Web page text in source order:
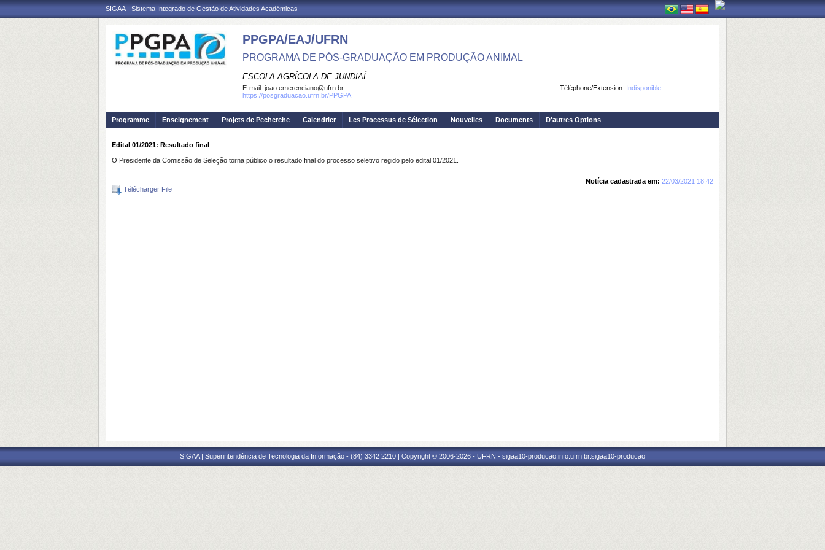
SIGAA - Sistema Integrado de Gestão de Atividades Acadêmicas
PPGPA/EAJ/UFRN
PROGRAMA DE PÓS-GRADUAÇÃO EM PRODUÇÃO ANIMAL
ESCOLA AGRÍCOLA DE JUNDIAÍ
Téléphone/Extension: Indisponible
E-mail: joao.emerenciano@ufrn.br
https://posgraduacao.ufrn.br/PPGPA
Programme Enseignement Projets de Pecherche Calendrier Les Processus de Sélection Nouvelles Documents D'autres Options
Edital 01/2021: Resultado final
O Presidente da Comissão de Seleção torna público o resultado final do processo seletivo regido pelo edital 01/2021.
Notícia cadastrada em: 22/03/2021 18:42
Télécharger File
SIGAA | Superintendência de Tecnologia da Informação - (84) 3342 2210 | Copyright © 2006-2026 - UFRN - sigaa10-producao.info.ufrn.br.sigaa10-producao